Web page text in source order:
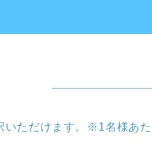
ただけます。 ​※1名様あた